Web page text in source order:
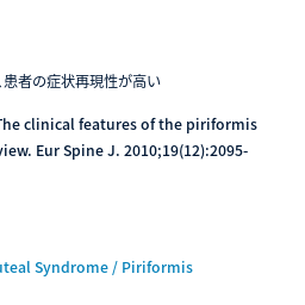
患者の症状再現性が高い
clinical features of the piriformis
Eur Spine J. 2010;19(12):2095-
Syndrome / Piriformis